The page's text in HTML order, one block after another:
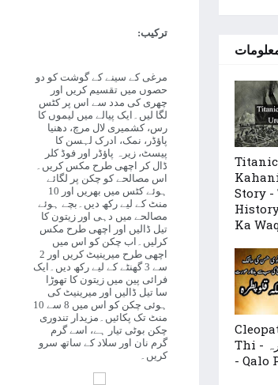
ترکیب:
مرغی کے سینے کے گوشت کو دو
حصوں میں تقسیم کریں اور
چھری کی مدد سے اس پر کٹس
لگا لیں۔ایک پیالے میں لیموں کا
رس، کشمیری لال مرچ، دھنیا
پاؤڈر، نمک، ادرک لہسن کا
پیسٹ، زیرہ پاؤڈر اور فوڈ کلر
ڈال کر اچھی طرح مکس کریں۔
اس مصالحے کو چکن پر لگائے
ہوئے کٹس میں بھریں اور 10
منٹ کے لیے رکھ دیں۔بچے ہوئے
مصالحے میں دہی اور زیتون کا
تیل ڈالیں اور اچھی طرح مکس
کرلیں۔اب چکن کو اس میں
اچھی طرح میرینیٹ کریں اور 2
سے 3 گھنٹے کے لیے رکھ دیں۔ایک
فرائی پین میں زیتون کا تھوڑا
سا تیل ڈالیں اور میرینیٹ کی
ہوئی چکن کو اس میں 8 سے 10
منٹ تک پکائیں۔مزیدار تندوری
چکن بوٹی تیار ہے، اسے گرم
گرم نان اور سلاد کے ساتھ سرو
کریں۔
Story
Ka
Thi - ملکہ قلوپطرہ
- Qalo